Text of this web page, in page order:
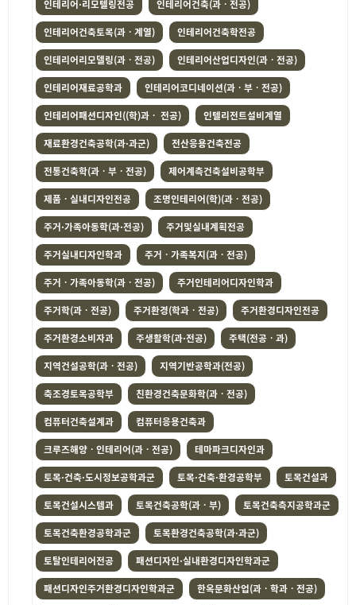
인테리어·리모텔링전공
인테리어건축(과ㆍ전공)
인테리어건축토목(과ㆍ계열)
인테리어건축학전공
인테리어리모델링(과ㆍ전공)
인테리어산업디자인(과ㆍ전공)
인테리어재료공학과
인테리어코디네이션(과ㆍ부ㆍ전공)
인테리어패션디자인((학)과ㆍ 전공)
인텔리전트설비계열
재료환경건축공학(과·과군)
전산응용건축전공
전통건축학(과ㆍ부ㆍ전공)
제어계측건축설비공학부
제품ㆍ실내디자인전공
조명인테리어(학)(과ㆍ전공)
주거·가족아동학(과·전공)
주거및실내계획전공
주거실내디자인학과
주거ㆍ가족복지(과ㆍ전공)
주거ㆍ가족아동학(과ㆍ전공)
주거인테리어디자인학과
주거학(과ㆍ전공)
주거환경(학과ㆍ전공)
주거환경디자인전공
주거환경소비자과
주생활학(과·전공)
주택(전공ㆍ과)
지역건설공학(과ㆍ전공)
지역기반공학과(전공)
축조경토목공학부
친환경건축문화학(과ㆍ전공)
컴퓨터건축설계과
컴퓨터응용건축과
크루즈해양ㆍ인테리어(과ㆍ전공)
테마파크디자인과
토목·건축·도시정보공학과군
토목·건축·환경공학부
토목건설과
토목건설시스템과
토목건축공학(과ㆍ부)
토목건축측지공학과군
토목건축환경공학과군
토목환경건축공학(과·과군)
토탈인테리어전공
패션디자인·실내환경디자인학과군
패션디자인주거환경디자인학과군
한옥문화산업(과ㆍ학과ㆍ전공)